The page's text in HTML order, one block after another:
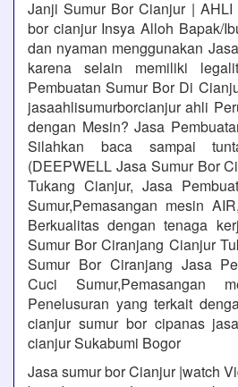
Janji Sumur Bor Cianjur |
bor cianjur Insya Alloh Bapak/
dan nyaman menggunakan
karena selain memiliki
Pembuatan Sumur Bor Di
jasaahlisumurborcianjur ahli
dengan Mesin? Jasa
Silahkan baca sampai
(DEEPWELL Jasa Sumur Bor
Tukang Cianjur, Jasa
Sumur,Pemasangan mesin
Berkualitas dengan tenaga
Sumur Bor Ciranjang Cianjur
Sumur Bor Ciranjang Jasa
Cuci Sumur,Pemasangan
Penelusuran yang terkait
cianjur sumur bor cipanas
cianjur Sukabumi Bogor
Jasa sumur bor Cianjur |watch